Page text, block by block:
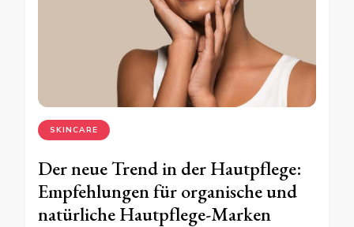
SKINCARE
Der neue Trend in der Hautpflege:
Empfehlungen für organische und
natürliche Hautpflege-Marken